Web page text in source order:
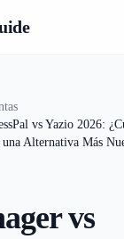
vs Yazio 2026:
Alternativa Más
vs